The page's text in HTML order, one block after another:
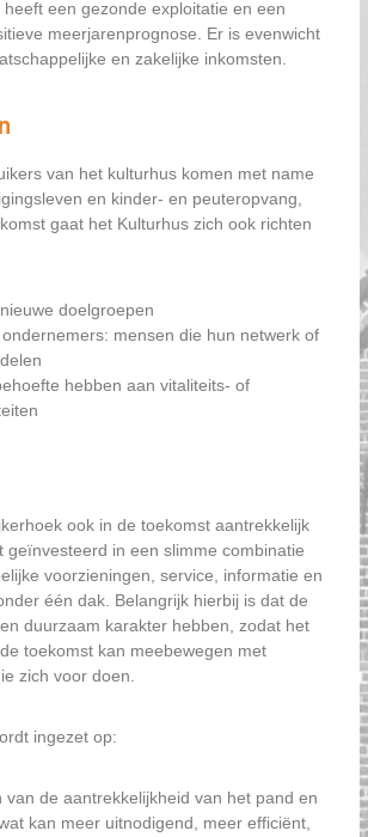
heeft een gezonde exploitatie en een
meerjarenprognose. Er is evenwicht
en zakelijke inkomsten.
van het kulturhus komen met name
en kinder- en peuteropvang,
gaat het Kulturhus zich ook richten
doelgroepen
mensen die hun netwerk of
hebben aan vitaliteits- of
ook in de toekomst aantrekkelijk
geïnvesteerd in een slimme combinatie
voorzieningen, service, informatie en
één dak. Belangrijk hierbij is dat de
duurzaam karakter hebben, zodat het
toekomst kan meebewegen met
zich voor doen.
ingezet op:
van de aantrekkelijkheid van het pand en
kan meer uitnodigend, meer efficiënt,